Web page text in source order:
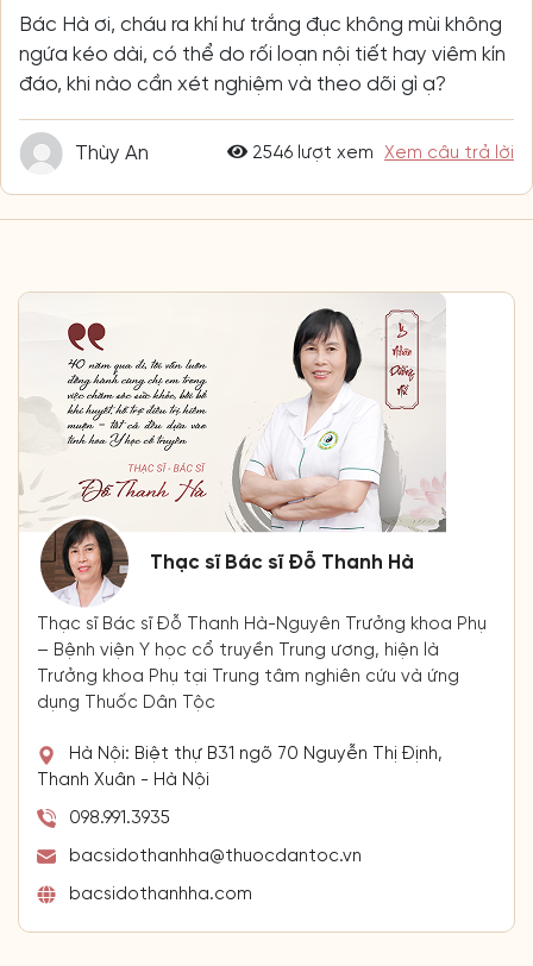
Bác Hà ơi, cháu ra khí hư trắng đục không mùi không
ngứa kéo dài, có thể do rối loạn nội tiết hay viêm kín
đáo, khi nào cần xét nghiệm và theo dõi gì ạ?
Thùy An 2546 lượt xem Xem câu trả lời
Thạc sĩ Bác sĩ Đỗ Thanh Hà
Thạc sĩ Bác sĩ Đỗ Thanh Hà-Nguyên Trưởng khoa Phụ
– Bệnh viện Y học cổ truyền Trung ương, hiện là
Trưởng khoa Phụ tại Trung tâm nghiên cứu và ứng
dụng Thuốc Dân Tộc
Hà Nội: Biệt thự B31 ngõ 70 Nguyễn Thị Định,
Thanh Xuân - Hà Nội
098.991.3935
bacsidothanhha@thuocdantoc.vn
bacsidothanhha.com